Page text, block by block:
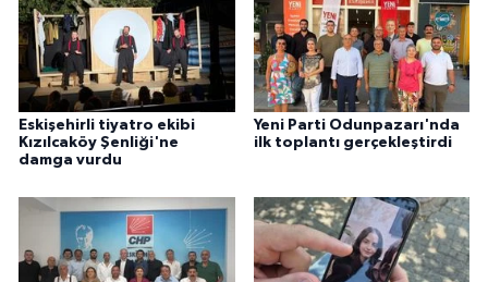
Eskişehirli tiyatro ekibi
Kızılcaköy Şenliği'ne
damga vurdu
Yeni Parti Odunpazarı'nda
ilk toplantı gerçekleştirdi